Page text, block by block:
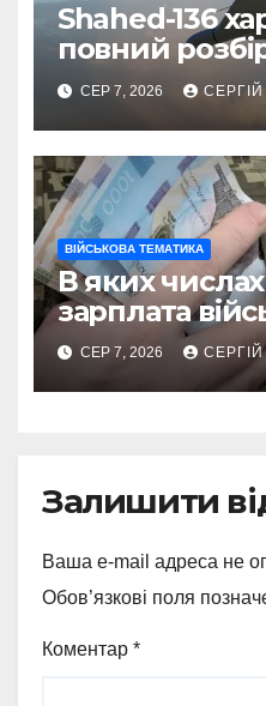
Shahed-136
повний
камікадзе
СЕР 7, 2026 СЕРГІЙ
ВІЙСЬКОВА ТЕМАТИКА
В яких
зарплата
році
СЕР 7, 2026 СЕРГІЙ
Залишити
Ваша e-mail адреса не
Обов’язкові поля
Коментар *